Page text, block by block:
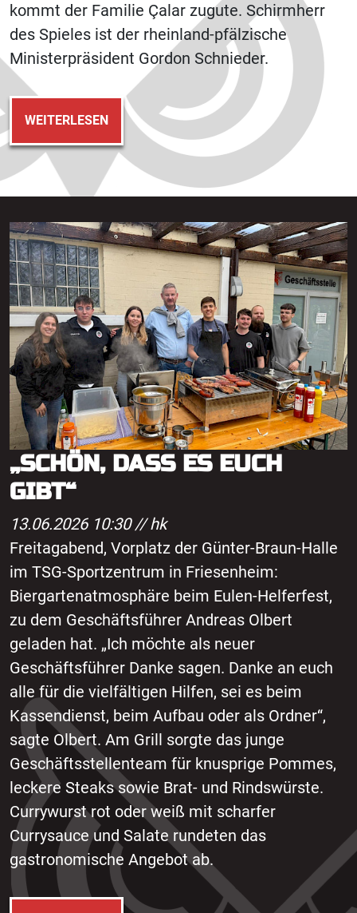
kommt der Familie Çalar zugute. Schirmherr
des Spieles ist der rheinland-pfälzische
Ministerpräsident Gordon Schnieder.
WEITERLESEN
„SCHÖN, DASS ES EUCH
GIBT“
13.06.2026 10:30 //hk
Freitagabend, Vorplatz der Günter-Braun-Halle
im TSG-Sportzentrum in Friesenheim:
Biergartenatmosphäre beim Eulen-Helferfest,
zu dem Geschäftsführer Andreas Olbert
geladen hat. „Ich möchte als neuer
Geschäftsführer Danke sagen. Danke an euch
alle für die vielfältigen Hilfen, sei es beim
Kassendienst, beim Aufbau oder als Ordner“,
sagte Olbert. Am Grill sorgte das junge
Geschäftsstellenteam für knusprige Pommes,
leckere Steaks sowie Brat- und Rindswürste.
Currywurst rot oder weiß mit scharfer
Currysauce und Salate rundeten das
gastronomische Angebot ab.